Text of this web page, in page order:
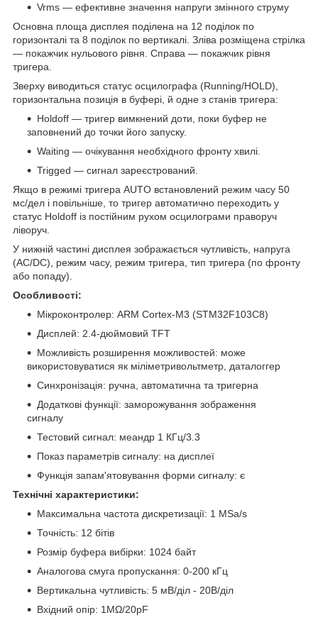
Vrms — ефективне значення напруги змінного струму
Основна площа дисплея поділена на 12 поділок по
горизонталі та 8 поділок по вертикалі. Зліва розміщена стрілка
— покажчик нульового рівня. Справа — покажчик рівня
тригера.
Зверху виводиться статус осцилографа (Running/HOLD),
горизонтальна позиція в буфері, й одне з станів тригера:
Holdoff — тригер вимкнений доти, поки буфер не
заповнений до точки його запуску.
Waiting — очікування необхідного фронту хвилі.
Trigged — сигнал зареєстрований.
Якщо в режимі тригера AUTO встановлений режим часу 50
мс/дел і повільніше, то тригер автоматично переходить у
статус Holdoff із постійним рухом осцилограми праворуч
ліворуч.
У нижній частині дисплея зображається чутливість, напруга
(AC/DC), режим часу, режим тригера, тип тригера (по фронту
або попаду).
Особливості:
Мікроконтролер: ARM Cortex-M3 (STM32F103C8)
Дисплей: 2.4-дюймовий TFT
Можливість розширення можливостей: може
використовуватися як міліметривольтметр, даталоггер
Синхронізація: ручна, автоматична та тригерна
Додаткові функції: заморожування зображення
сигналу
Тестовий сигнал: меандр 1 КГц/3.3
Показ параметрів сигналу: на дисплеї
Функція запам'ятовування форми сигналу: є
Технічні характеристики:
Максимальна частота дискретизації: 1 MSa/s
Точність: 12 бітів
Розмір буфера вибірки: 1024 байт
Аналогова смуга пропускання: 0-200 кГц
Вертикальна чутливість: 5 мВ/діл - 20В/діл
Вхідний опір: 1MΩ/20pF